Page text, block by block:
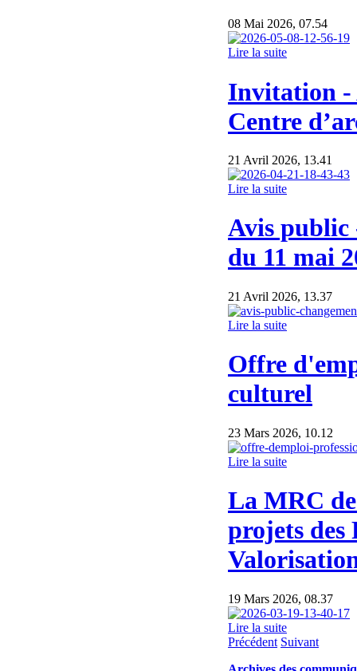
08 Mai 2026, 07.54
Lire la suite
Invitation -
Centre
21 Avril 2026, 13.41
Lire la suite
Avis public
du 11 mai
21 Avril 2026, 13.37
Lire la suite
Offre
culturel
23 Mars 2026, 10.12
Lire la suite
La MRC
projets des
19 Mars 2026, 08.37
Lire la suite
Précédent Suivant